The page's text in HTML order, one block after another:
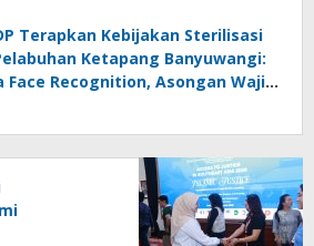
Terapkan Kebijakan Sterilisasi
Ketapang Banyuwangi:
Face Recognition, Asongan Wajib